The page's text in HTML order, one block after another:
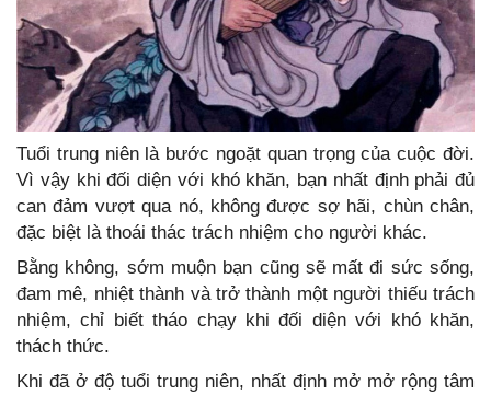
Tuổi trung niên là bước ngoặt quan trọng của cuộc đời.
Vì vậy khi đối diện với khó khăn, bạn nhất định phải đủ
can đảm vượt qua nó, không được sợ hãi, chùn chân,
đặc biệt là thoái thác trách nhiệm cho người khác.
Bằng không, sớm muộn bạn cũng sẽ mất đi sức sống,
đam mê, nhiệt thành và trở thành một người thiếu trách
nhiệm, chỉ biết tháo chạy khi đối diện với khó khăn,
thách thức.
Khi đã ở độ tuổi trung niên, nhất định mở mở rộng tâm